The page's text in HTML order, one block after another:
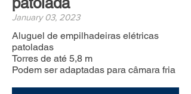
January 03, 2023
Aluguel de empilhadeiras elétricas
patoladas
Torres de até 5,8 m
Podem ser adaptadas para câmara fria